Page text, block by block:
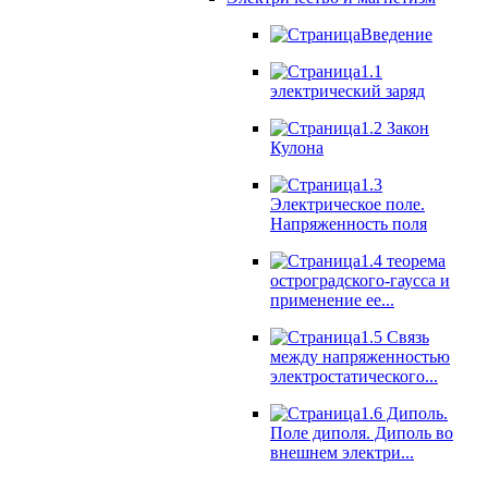
Введение
1.1
электрический заряд
1.2 Закон
Кулона
1.3
Электрическое поле.
Напряженность поля
1.4 теорема
остроградского-гаусса и
применение ее...
1.5 Связь
между напряженностью
электростатического...
1.6 Диполь.
Поле диполя. Диполь во
внешнем электри...